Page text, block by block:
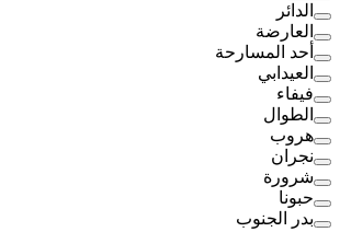
الدائر
العارضة
أحد المسارحة
العيدابي
فيفاء
الطوال
هروب
نجران
شرورة
حبونا
بدر الجنوب